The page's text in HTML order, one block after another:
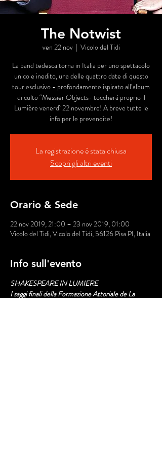
The Notwist
ven 22 nov
  |
Vicolo del Tidi
La band tedesca torna in Italia per uno spettacolo
unico e inedito, una delle quattro date di questo
tour esclusivo - profondamente ispirato all’album
di culto “Messier Objects- toccherà proprio il
Lumière venerdì 22 novembre! A breve tutte le
info per le prevendite!
La registrazione è stata chiusa
Scopri gli altri eventi
Orario & Sede
22 nov 2019, 21:00 – 23 nov 2019, 01:00
Vicolo del Tidi, Vicolo del Tidi, 56126 Pisa PI, Italia
Info sull'evento
SHAKESPEARE IN LUMIERE
I saggi finali della Formazione Attoriale de La